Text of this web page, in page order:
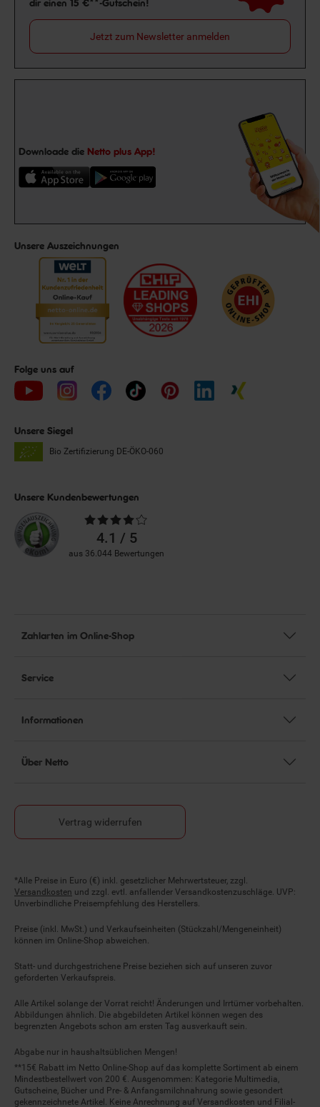
dir einen 15 €**-Gutschein!
Jetzt zum Newsletter anmelden
Downloade die Netto plus App!
Unsere Auszeichnungen
Folge uns auf
Unsere Siegel
Bio Zertifizierung DE-ÖKO-060
Unsere Kundenbewertungen
Durchschnittliche
Bewertungen4.1 / 5
aus 36.044 Bewertungen
Zahlarten im Online-Shop
Service
Informationen
Über Netto
Vertrag widerrufen
Fußnoten
*Alle Preise in Euro (€) inkl. gesetzlicher Mehrwertsteuer, zzgl.
Versandkosten und zzgl. evtl. anfallender Versandkostenzuschläge. UVP:
Unverbindliche Preisempfehlung des Herstellers.
Preise (inkl. MwSt.) und Verkaufseinheiten (Stückzahl/Mengeneinheit)
können im Online-Shop abweichen.
Statt- und durchgestrichene Preise beziehen sich auf unseren zuvor
geforderten Verkaufspreis.
Alle Artikel solange der Vorrat reicht! Änderungen und Irrtümer vorbehalten.
Abbildungen ähnlich. Die abgebildeten Artikel können wegen des
begrenzten Angebots schon am ersten Tag ausverkauft sein.
Abgabe nur in haushaltsüblichen Mengen!
**15€ Rabatt im Netto Online-Shop auf das komplette Sortiment ab einem
Mindestbestellwert von 200 €. Ausgenommen: Kategorie Multimedia,
Gutscheine, Bücher und Pre- & Anfangsmilchnahrung sowie gesondert
gekennzeichnete Artikel. Keine Anrechnung auf Versandkosten und Filial-